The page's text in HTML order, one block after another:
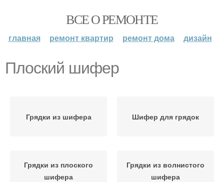
ВСЕ О РЕМОНТЕ
главная ремонт квартир ремонт дома дизайн
Плоский шифер
Грядки из шифера Шифер для грядок
Грядки из плоского
шифера
Грядки из волнистого
шифера